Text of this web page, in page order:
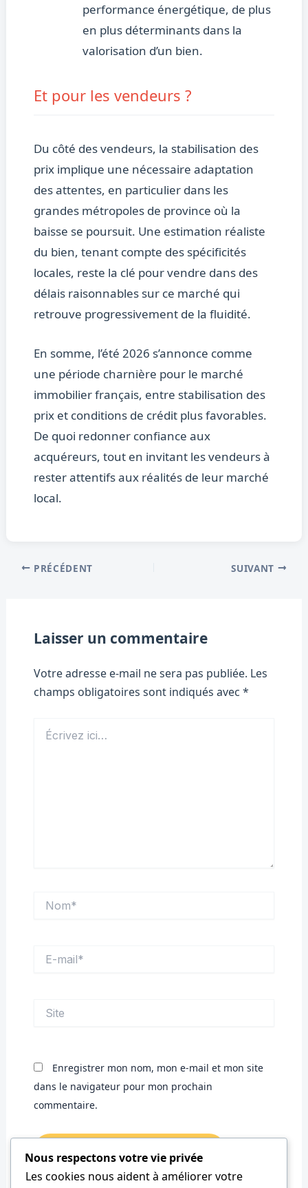
performance énergétique, de plus
en plus déterminants dans la
valorisation d’un bien.
Et pour les vendeurs ?
Du côté des vendeurs, la stabilisation des
prix implique une nécessaire adaptation
des attentes, en particulier dans les
grandes métropoles de province où la
baisse se poursuit. Une estimation réaliste
du bien, tenant compte des spécificités
locales, reste la clé pour vendre dans des
délais raisonnables sur ce marché qui
retrouve progressivement de la fluidité.
En somme, l’été 2026 s’annonce comme
une période charnière pour le marché
immobilier français, entre stabilisation des
prix et conditions de crédit plus favorables.
De quoi redonner confiance aux
acquéreurs, tout en invitant les vendeurs à
rester attentifs aux réalités de leur marché
local.
PRÉCÉDENT SUIVANT
Laisser un commentaire
Votre adresse e-mail ne sera pas publiée. Les
champs obligatoires sont indiqués avec *
ici…
mail*
Enregistrer mon nom, mon e-mail et mon site
dans le navigateur pour mon prochain
commentaire.
Nous respectons votre vie privée
Les cookies nous aident à améliorer votre